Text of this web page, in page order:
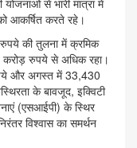
से भारी मात्रा में
आकर्षित करते रहे।
की तुलना में क्रमिक
रुपये से अधिक रहा।
और अगस्त में 33,430
के बावजूद, इक्विटी
(एसआईपी) के स्थिर
विश्वास का समर्थन